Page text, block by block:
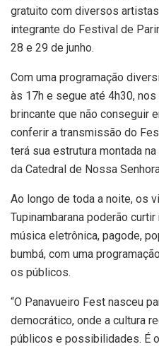
gratuito com diversos
integrante do Festival de
28 e 29 de junho.
Com uma programação
às 17h e segue até 4h30,
brincante que não conseguir
conferir a transmissão do
terá sua estrutura montada
da Catedral de Nossa
Ao longo de toda a noite, os
Tupinambarana poderão
música eletrônica, pagode,
bumbá, com uma
os públicos.
“O Panavueiro Fest nasceu
democrático, onde a cultura
públicos e possibilidades. É